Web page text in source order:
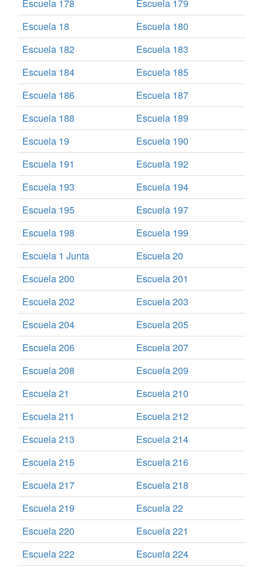
Escuela 178
Escuela 179
Escuela 18
Escuela 180
Escuela 182
Escuela 183
Escuela 184
Escuela 185
Escuela 186
Escuela 187
Escuela 188
Escuela 189
Escuela 19
Escuela 190
Escuela 191
Escuela 192
Escuela 193
Escuela 194
Escuela 195
Escuela 197
Escuela 198
Escuela 199
Escuela 1 Junta
Escuela 20
Escuela 200
Escuela 201
Escuela 202
Escuela 203
Escuela 204
Escuela 205
Escuela 206
Escuela 207
Escuela 208
Escuela 209
Escuela 21
Escuela 210
Escuela 211
Escuela 212
Escuela 213
Escuela 214
Escuela 215
Escuela 216
Escuela 217
Escuela 218
Escuela 219
Escuela 22
Escuela 220
Escuela 221
Escuela 222
Escuela 224